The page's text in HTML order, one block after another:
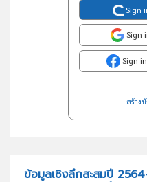
Sign
Sign
Sign
สร้าง
ข้อมูลเชิงลึกสะสมปี